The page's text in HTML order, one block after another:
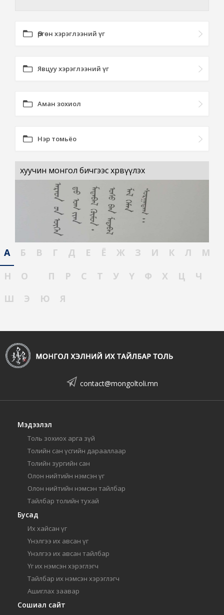
Өргөн хэрэглээний үг
Явцуу хэрэглээний үг
Аман зохиол
Нэр томьёо
хуучин монгол бичгээс хөрвүүлэх
А Б В Г Д Е Ё Ж З И К Л
М
Н
О П Р С Т У Ү Ф Х Ц
Ч
Ш
Э Ю Я
contact@mongoltoli.mn
Мэдээлэл
Толь зохиох арга зүй
Толийн сан үсгийн дарааллаар
Толийн зургийн сан
Олон нийтийн нэмсэн үг
Олон нийтийн нэмсэн тайлбар
Тайлбар толийн тухай
Бусад
Их хайсан үг
Үнэлгээ их авсан үг
Үнэлгээ их авсан тайлбар
Үг их нэмсэн хэрэглэгч
Тайлбар их нэмсэн хэрэглэгч
Ашиглах заавар
Сошиал сайт